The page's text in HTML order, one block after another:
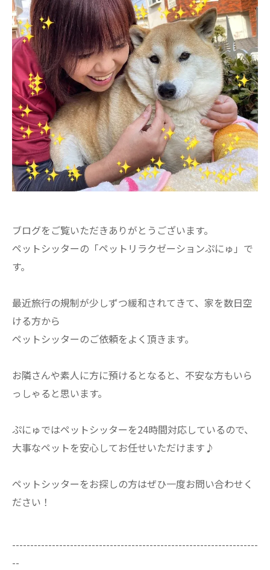
ブログをご覧いただきありがとうございます。
ペットシッターの「ペットリラクゼーションぷにゅ」で
す。
最近旅行の規制が少しずつ緩和されてきて、家を数日空
ける方から
ペットシッターのご依頼をよく頂きます。
お隣さんや素人に方に預けるとなると、不安な方もいら
っしゃると思います。
ぷにゅではペットシッターを24時間対応しているので、
大事なペットを安心してお任せいただけます♪
ペットシッターをお探しの方はぜひ一度お問い合わせく
ださい！
--------------------------------------------------------------------
--